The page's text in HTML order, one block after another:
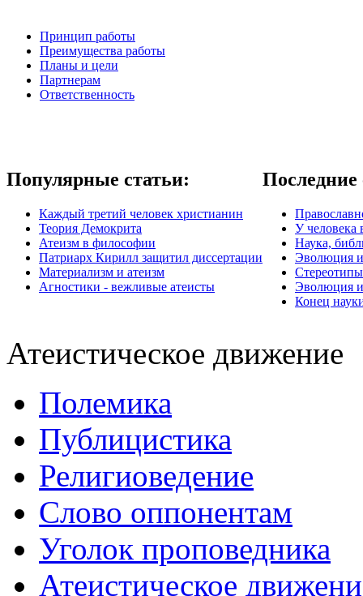
Принцип работы
Преимущества работы
Планы и цели
Партнерам
Ответственность
Популярные статьи:
Каждый третий человек христианин
Теория Демокрита
Атеизм в философии
Патриарх Кирилл защитил диссертации
Материализм и атеизм
Агностики - вежливые атеисты
Последние
У человека
Наука,
Эволюция
Эволюция и
Конец
Атеистическое движение
Полемика
Публицистика
Религиоведение
Слово оппонентам
Уголок проповедника
Атеистическое